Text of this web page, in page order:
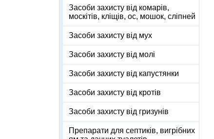
Засоби захисту від комарів,
москітів, кліщів, ос, мошок, сліпней
Засоби захисту від мух
Засоби захисту від молі
Засоби захисту від капустянки
Засоби захисту від кротів
Засоби захисту від гризунів
Препарати для септиків, вигрібних